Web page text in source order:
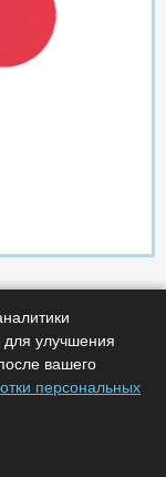
улучшения
вашего
персональных